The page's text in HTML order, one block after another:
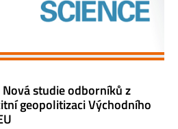
studie odborníků z
geopolitizaci Východního